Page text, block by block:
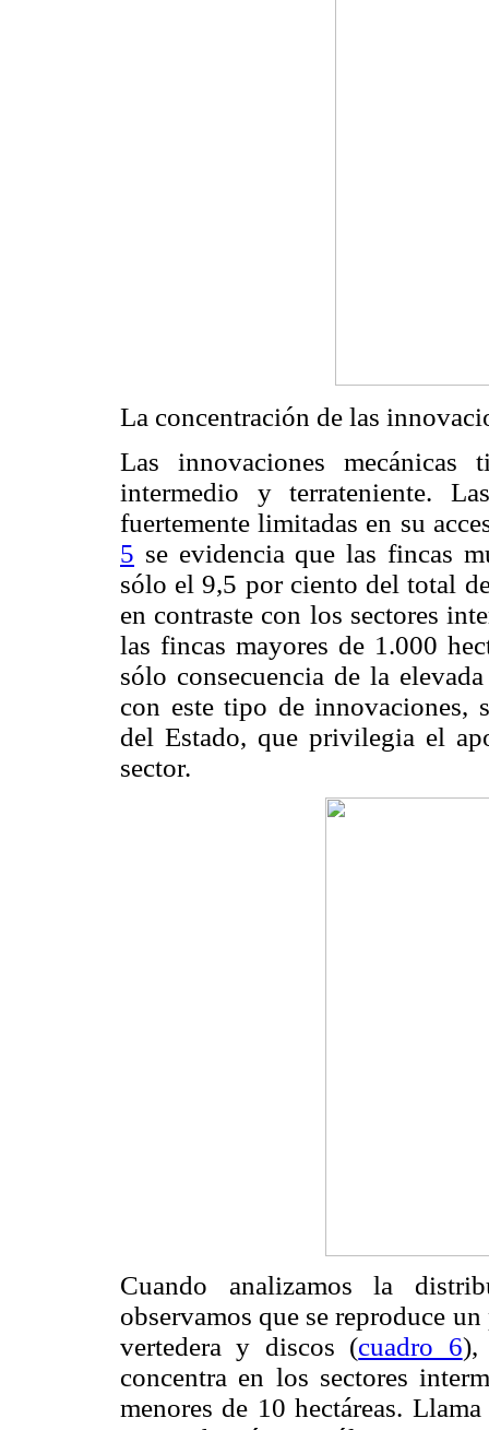
La concentración de las
Las innovaciones mecánicas
intermedio y terrateniente.
fuertemente limitadas en su
5 se evidencia que las fincas
sólo el 9,5 por ciento del total
en contraste con los sectores
las fincas mayores de 1.000
sólo consecuencia de la
con este tipo de innovaciones,
del Estado, que privilegia el
sector.
Cuando analizamos la
observamos que se reproduce
vertedera y discos (cuadro 6),
concentra en los sectores
menores de 10 hectáreas.